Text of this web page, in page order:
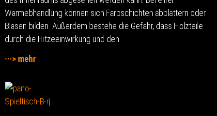
Wärmebhandlung können sich Farbschichten abblättern oder
Blasen bilden. Außerdem bestehe die Gefahr, dass Holzteile
durch die Hitzeeinwirkung und den
···> mehr